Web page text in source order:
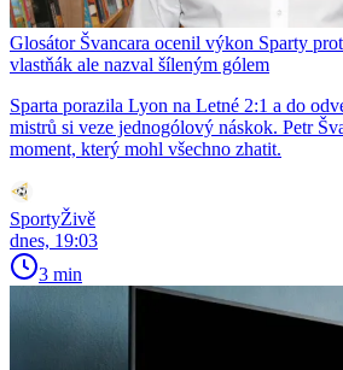
Glosátor Švancara ocenil výkon Sparty
vlastňák ale nazval šíleným gólem
Sparta porazila Lyon na Letné 2:1 a do
mistrů si veze jednogólový náskok. Petr
moment, který mohl všechno zhatit.
SportyŽivě
dnes, 19:03
3 min